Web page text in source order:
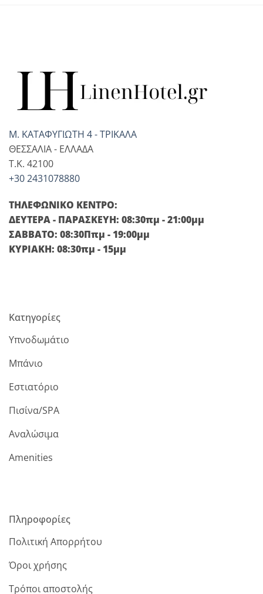
Μ. ΚΑΤΑΦΥΓΙΩΤΗ 4 - ΤΡΙΚΑΛΑ
ΘΕΣΣΑΛΙΑ - ΕΛΛΑΔΑ
T.K. 42100
+30 2431078880
ΤΗΛΕΦΩΝΙΚΟ ΚΕΝΤΡΟ:
ΔΕΥΤΕΡΑ - ΠΑΡΑΣΚΕΥΗ: 08:30πμ - 21:00μμ
ΣΑΒΒΑΤΟ: 08:30Ππμ - 19:00μμ
ΚΥΡΙΑΚΗ: 08:30πμ - 15μμ
Κατηγορίες
Υπνοδωμάτιο
Μπάνιο
Εστιατόριο
Πισίνα/SPA
Αναλώσιμα
Amenities
Πληροφορίες
Πολιτική Απορρήτου
Όροι χρήσης
Τρόποι αποστολής